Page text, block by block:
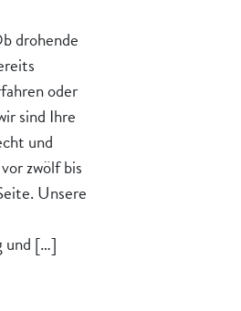
drohende
oder
sind Ihre
und
zwölf bis
Unsere
und […]